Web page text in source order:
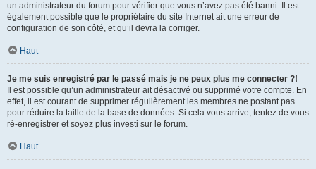
un administrateur du forum pour vérifier que vous n’avez pas été banni. Il est
également possible que le propriétaire du site Internet ait une erreur de
configuration de son côté, et qu’il devra la corriger.
Haut
Je me suis enregistré par le passé mais je ne peux plus me connecter ?!
Il est possible qu’un administrateur ait désactivé ou supprimé votre compte. En
effet, il est courant de supprimer régulièrement les membres ne postant pas
pour réduire la taille de la base de données. Si cela vous arrive, tentez de vous
ré-enregistrer et soyez plus investi sur le forum.
Haut